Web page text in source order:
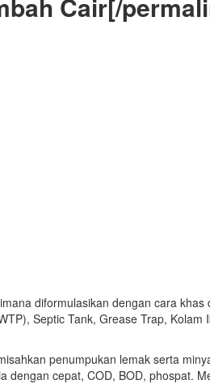
Cair[/
diformulasikan dengan cara khas
Septic Tank, Grease Trap, Kolam
penumpukan lemak serta
cepat, COD, BOD, phospat.